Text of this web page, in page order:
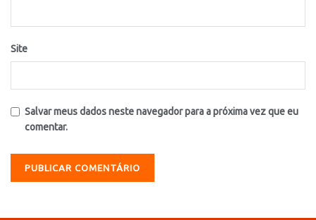
Site
Salvar meus dados neste navegador para a próxima vez que eu
comentar.